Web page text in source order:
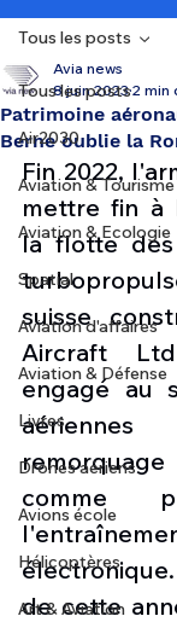
Tous les posts
Air2030
Aviation & Tourisme
Aviation & Ecologie
Spatial
Aviation d'affaires
Aviation & Défense
Livres
Drones aériens
Avions école
Hélicoptères
Art & Aviation
Tous les posts
Patrimoine
Berne oublie la
Avia news
8 juin 2023 2 min
Fin 2022,
mettre fin à
la flotte des
suisse
Aircraft
engagé au
comme
de cette